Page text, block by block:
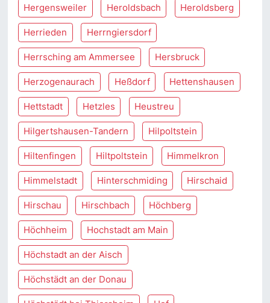
Hergensweiler Heroldsbach Heroldsberg
Herrieden Herrngiersdorf
Herrsching am Ammersee Hersbruck
Herzogenaurach Heßdorf Hettenshausen
Hettstadt Hetzles Heustreu
Hilgertshausen-Tandern Hilpoltstein
Hiltenfingen Hiltpoltstein Himmelkron
Himmelstadt Hinterschmiding Hirschaid
Hirschau Hirschbach Höchberg
Höchheim Hochstadt am Main
Höchstadt an der Aisch
Höchstädt an der Donau